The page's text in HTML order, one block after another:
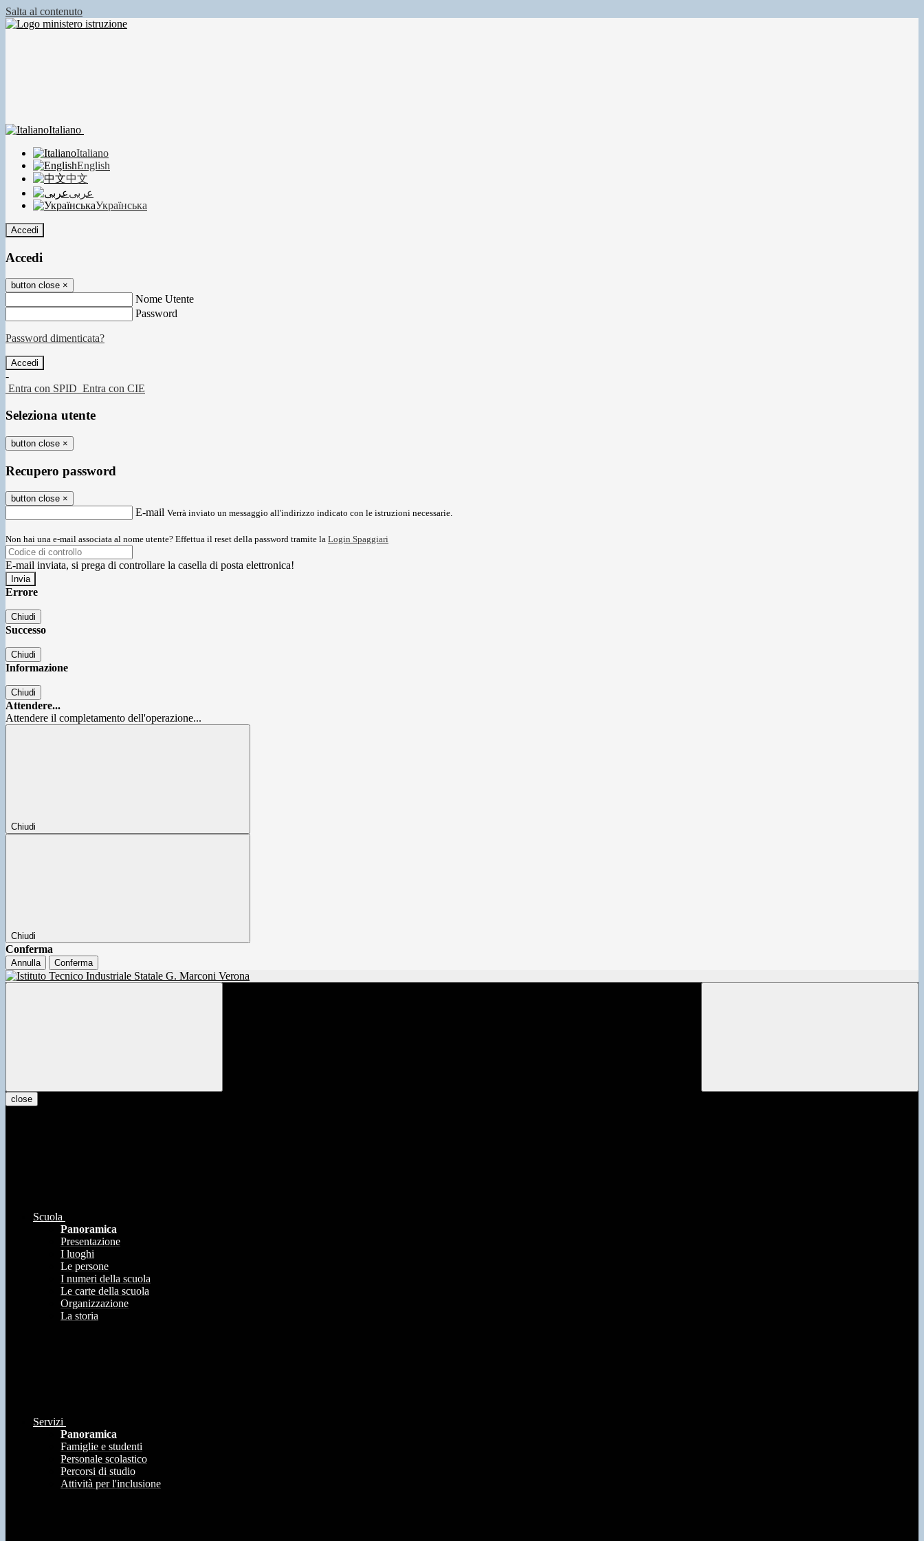
Salta al contenuto
Italiano
Italiano
English
中文
عربى
Українська
Accedi
Accedi
button close ×
Nome Utente
Password
Password dimenticata?
-
Entra con SPID Entra con CIE
Seleziona utente
button close ×
Recupero password
button close ×
E-mail Verrà inviato un messaggio all'indirizzo indicato con le istruzioni necessarie.
Non hai una e-mail associata al nome utente? Effettua il reset della password tramite la Login Spaggiari
E-mail inviata, si prega di controllare la casella di posta elettronica!
Errore
Chiudi
Successo
Chiudi
Informazione
Chiudi
Attendere...
Attendere il completamento dell'operazione...
Chiudi
Chiudi
Conferma
Annulla Conferma
close
Scuola
Panoramica
Presentazione
I luoghi
Le persone
I numeri della scuola
Le carte della scuola
Organizzazione
La storia
Servizi
Panoramica
Famiglie e studenti
Personale scolastico
Percorsi di studio
Attività per l'inclusione